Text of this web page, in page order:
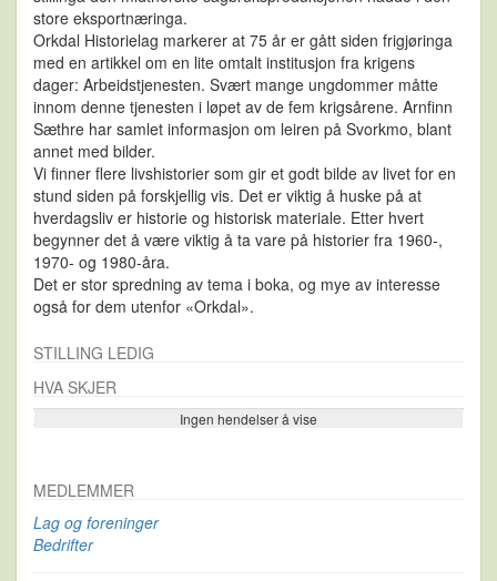
store eksportnæringa.
Orkdal Historielag markerer at 75 år er gått siden frigjøringa
med en artikkel om en lite omtalt institusjon fra krigens
dager: Arbeidstjenesten. Svært mange ungdommer måtte
innom denne tjenesten i løpet av de fem krigsårene. Arnfinn
Sæthre har samlet informasjon om leiren på Svorkmo, blant
annet med bilder.
Vi finner flere livshistorier som gir et godt bilde av livet for en
stund siden på forskjellig vis. Det er viktig å huske på at
hverdagsliv er historie og historisk materiale. Etter hvert
begynner det å være viktig å ta vare på historier fra 1960-,
1970- og 1980-åra.
Det er stor spredning av tema i boka, og mye av interesse
også for dem utenfor «Orkdal».
STILLING LEDIG
HVA SKJER
Ingen hendelser å vise
Se flere…
MEDLEMMER
Lag og foreninger
Bedrifter